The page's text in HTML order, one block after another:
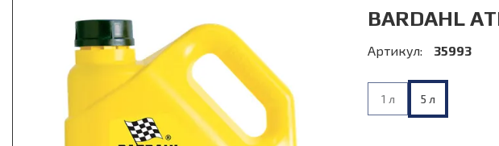
BARDAHL
Артикул: 35993
1 л 5 л